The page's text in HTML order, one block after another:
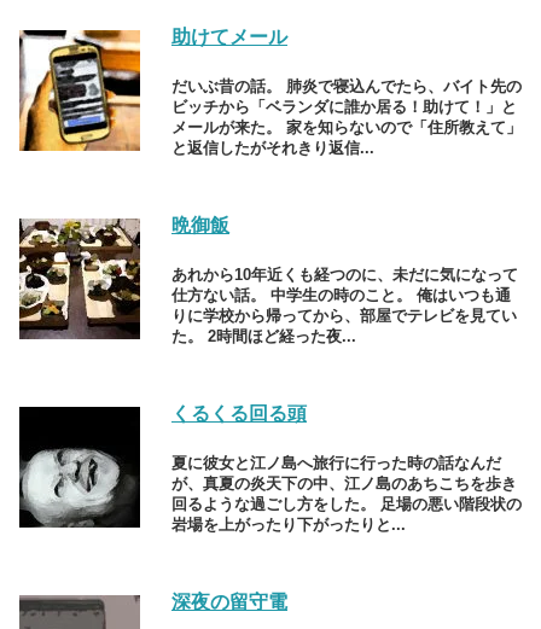
助けてメール
だいぶ昔の話。 肺炎で寝込んでたら、バイト先の
ビッチから「ベランダに誰か居る！助けて！」と
メールが来た。 家を知らないので「住所教えて」
と返信したがそれきり返信...
晩御飯
あれから10年近くも経つのに、未だに気になって
仕方ない話。 中学生の時のこと。 俺はいつも通
りに学校から帰ってから、部屋でテレビを見てい
た。 2時間ほど経った夜...
くるくる回る頭
夏に彼女と江ノ島へ旅行に行った時の話なんだ
が、真夏の炎天下の中、江ノ島のあちこちを歩き
回るような過ごし方をした。 足場の悪い階段状の
岩場を上がったり下がったりと...
深夜の留守電